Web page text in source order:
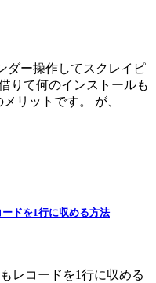
ダー操作してスクレイピ
りて何のインストールも
リットです。 が、
ドを1行に収める方法
レコードを1行に収める